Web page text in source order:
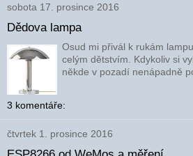
sobota 17. prosince 2016
Dědova lampa
Osud mi přivál k rukám
celým dětstvím. Kdykoliv si
někde v pozadí nenápadně
3 komentáře:
čtvrtek 1. prosince 2016